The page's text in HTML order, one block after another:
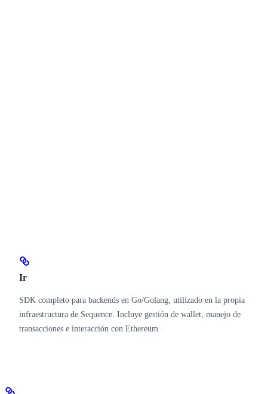
Ir
SDK completo para backends en Go/Golang, utilizado en la propia
infraestructura de Sequence. Incluye gestión de wallet, manejo de
transacciones e interacción con Ethereum.